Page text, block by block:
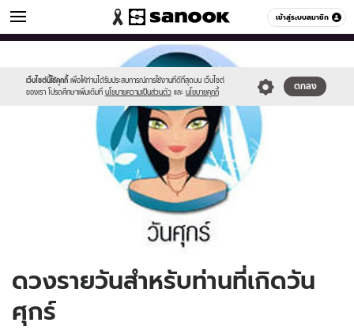
เข้าสู่ระบบสมาชิก
ดูดวง หมวดอื่นๆ
เว็บไซต์นี้ใช้คุกกี้ เพื่อให้ท่านได้รับประสบการณ์การใช้งานที่ดีที่สุดบน เว็บไซต์
ของเรา โปรดศึกษาเพิ่มเติมที่ นโยบายความเป็นส่วนตัว และ นโยบายคุกกี้
ตกลง
//s.isanook.com/sr/0/images/logo-
sanook.png
//s.isanook.com/ho/0/ud/6/33245/170-
ดวงรายวันสำหรับท่านที่เกิดวัน
ศุกร์